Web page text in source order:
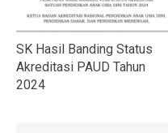
SK Hasil Banding Status
Akreditasi PAUD Tahun
2024